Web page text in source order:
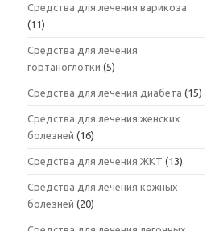
Средства для лечения варикоза
(11)
Средства для лечения
гортаноглотки (5)
Средства для лечения диабета (15)
Средства для лечения женских
болезней (16)
Средства для лечения ЖКТ (13)
Средства для лечения кожных
болезней (20)